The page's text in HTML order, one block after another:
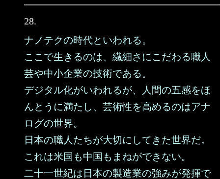
28.
ナノテクの時代といわれる。
ここで生きるのは、繊細さにこだわる職人
芸や中小企業の技術である。
デジタル化がいわれるが、人間の五感をほ
んとうに満たし、芸術性を高めるのはアナ
ログの世界。
日本の職人たちが大切にしてきた世界だ。
これは米国も中国もまねができない。
二十一世紀は日本の製造業の強みが発揮で